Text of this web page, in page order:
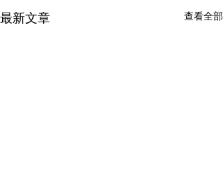
最新文章 查看全部